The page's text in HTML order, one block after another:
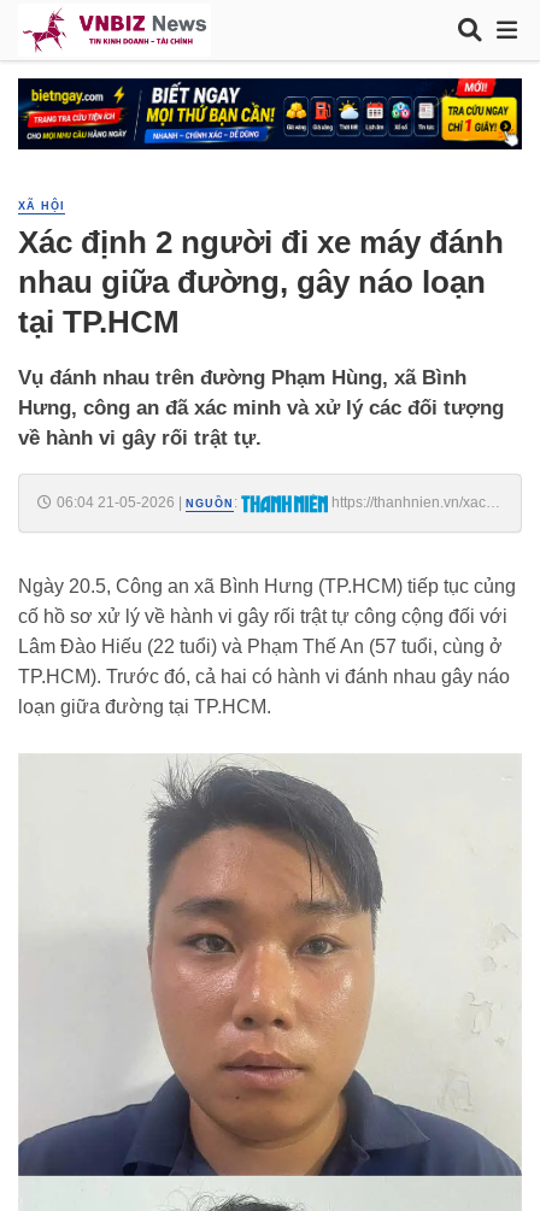
XÃ HỘI
Xác định 2 người đi xe máy đánh
nhau giữa đường, gây náo loạn
tại TP.HCM
Vụ đánh nhau trên đường Phạm Hùng, xã Bình
Hưng, công an đã xác minh và xử lý các đối tượng
về hành vi gây rối trật tự.
06:04 21-05-2026 NGUỒN :
https://thanhnien.vn/xac-
Ngày 20.5, Công an xã Bình Hưng (TP.HCM) tiếp tục củng
cố hồ sơ xử lý về hành vi gây rối trật tự công cộng đối với
Lâm Đào Hiếu (22 tuổi) và Phạm Thế An (57 tuổi, cùng ở
TP.HCM). Trước đó, cả hai có hành vi đánh nhau gây náo
loạn giữa đường tại TP.HCM.